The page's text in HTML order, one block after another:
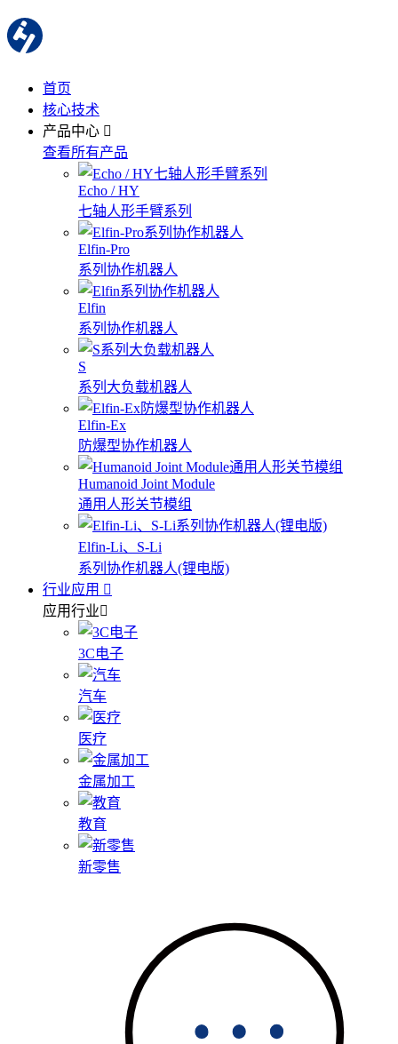
首页
核心技术
产品中心
查看所有产品
Echo / HY
七轴人形手臂系列
Elfin-Pro
系列协作机器人
Elfin
系列协作机器人
S
系列大负载机器人
Elfin-Ex
防爆型协作机器人
Humanoid Joint Module
通用人形关节模组
Elfin-Li、S-Li
系列协作机器人(锂电版)
行业应用
应用行业
3C电子
汽车
医疗
金属加工
教育
新零售